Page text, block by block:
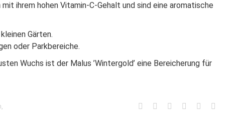
ihrem hohen Vitamin-C-Gehalt und sind eine aromatische
Gärten.
oder Parkbereiche.
Wuchs ist der Malus ’Wintergold’ eine Bereicherung für
,